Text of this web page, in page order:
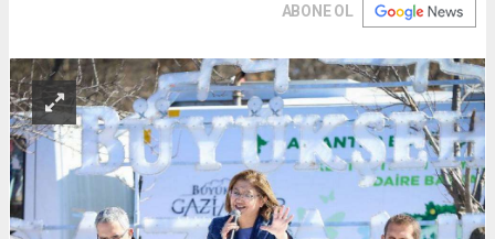
ABONE OL